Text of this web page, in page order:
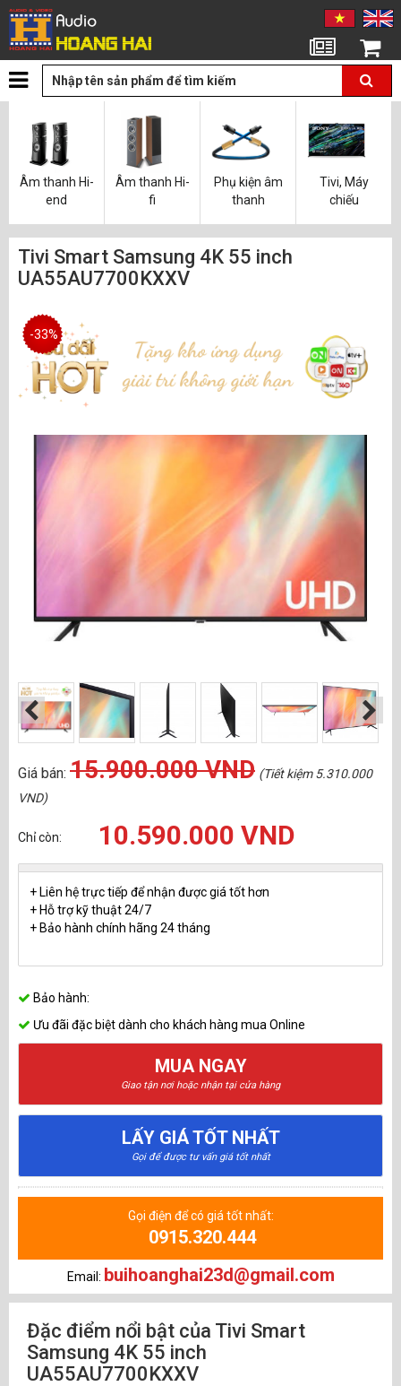
Giỏ hàng
Âm thanh Hi-
end
Âm thanh Hi-
fi
Phụ kiện âm
thanh
Tivi, Máy
chiếu
Tivi Smart Samsung 4K 55 inch
UA55AU7700KXXV
-33%
Giá bán: 15.900.000 VND (Tiết kiệm 5.310.000
VND)
Chỉ còn: 10.590.000 VND
+ Liên hệ trực tiếp để nhận được giá tốt hơn
+ Hỗ trợ kỹ thuật 24/7
+ Bảo hành chính hãng 24 tháng
Bảo hành:
Ưu đãi đặc biệt dành cho khách hàng mua Online
MUA NGAY
Giao tận nơi hoặc nhận tại cửa hàng
LẤY GIÁ TỐT NHẤT
Gọi để được tư vấn giá tốt nhất
Gọi điện để có giá tốt nhất:
0915.320.444
Email: buihoanghai23d@gmail.com
Đặc điểm nổi bật của Tivi Smart
Samsung 4K 55 inch
UA55AU7700KXXV